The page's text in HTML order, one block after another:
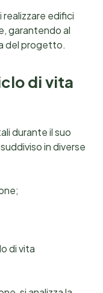
edifici
garantendo al
del progetto.
di vita
durante il suo
in diverse
di vita